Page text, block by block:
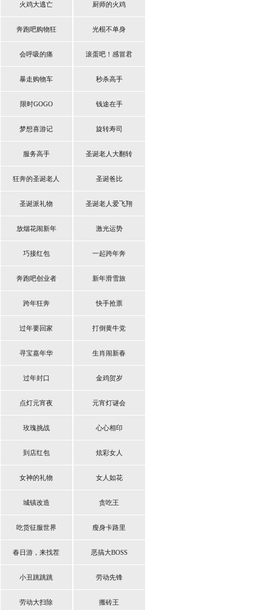
火鸡大逃亡 厨师的火鸡
奔跑吧购物狂 光棍不单身
会呼吸的痛 滚蛋吧！感冒君
暴走购物车 秒杀高手
限时GOGO 钱途在手
梦想喜游记 旋转寿司
服务高手 圣诞老人大翻转
狂奔的圣诞老人 圣诞爸比
圣诞派礼物 圣诞老人爱飞翔
放烟花闹新年 激光运势
巧接红包 一起跨年奔
奔跑吧创业者 新年滑雪旅
跨年狂奔 快手抢票
过年要回家 打倒黄牛党
寻宝嘉年华 生肖闹新春
过年封口 金鸡贺岁
点灯元宵夜 元宵灯谜会
玫瑰挑战 心心相印
到店红包 炫彩女人
女神的礼物 女人如花
城镇改造 贪吃王
吃货征服世界 瘦身卡路里
春日游，来找茬 恶搞大BOSS
小丑跳跳跳 劳动先锋
劳动大扫除 搬砖王